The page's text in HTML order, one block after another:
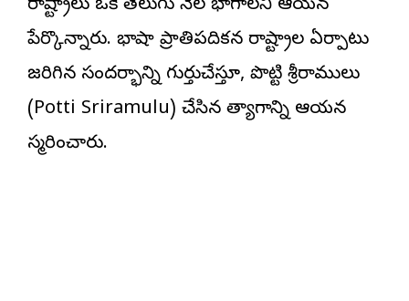
రాష్ట్రాలు ఒకే తెలుగు నేల భాగాలని ఆయన
పేర్కొన్నారు. భాషా ప్రాతిపదికన రాష్ట్రాల ఏర్పాటు
జరిగిన సందర్భాన్ని గుర్తుచేస్తూ, పొట్టి శ్రీరాములు
(Potti Sriramulu) చేసిన త్యాగాన్ని ఆయన
స్మరించారు.